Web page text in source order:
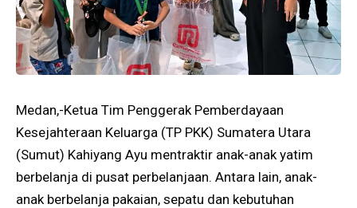
Medan,-Ketua Tim Penggerak Pemberdayaan
Kesejahteraan Keluarga (TP PKK) Sumatera Utara
(Sumut) Kahiyang Ayu mentraktir anak-anak yatim
berbelanja di pusat perbelanjaan. Antara lain, anak-
anak berbelanja pakaian, sepatu dan kebutuhan